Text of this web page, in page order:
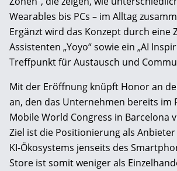
Wearables bis PCs – im Alltag
Ergänzt wird das Konzept durch eine
Assistenten „Yoyo“ sowie ein „AI
Treffpunkt für Austausch und
Mit der Eröffnung knüpft Honor an
an, den das Unternehmen bereits im
Mobile World Congress in Barcelona
Ziel ist die Positionierung als
KI-Ökosystems jenseits des
Store ist somit weniger als